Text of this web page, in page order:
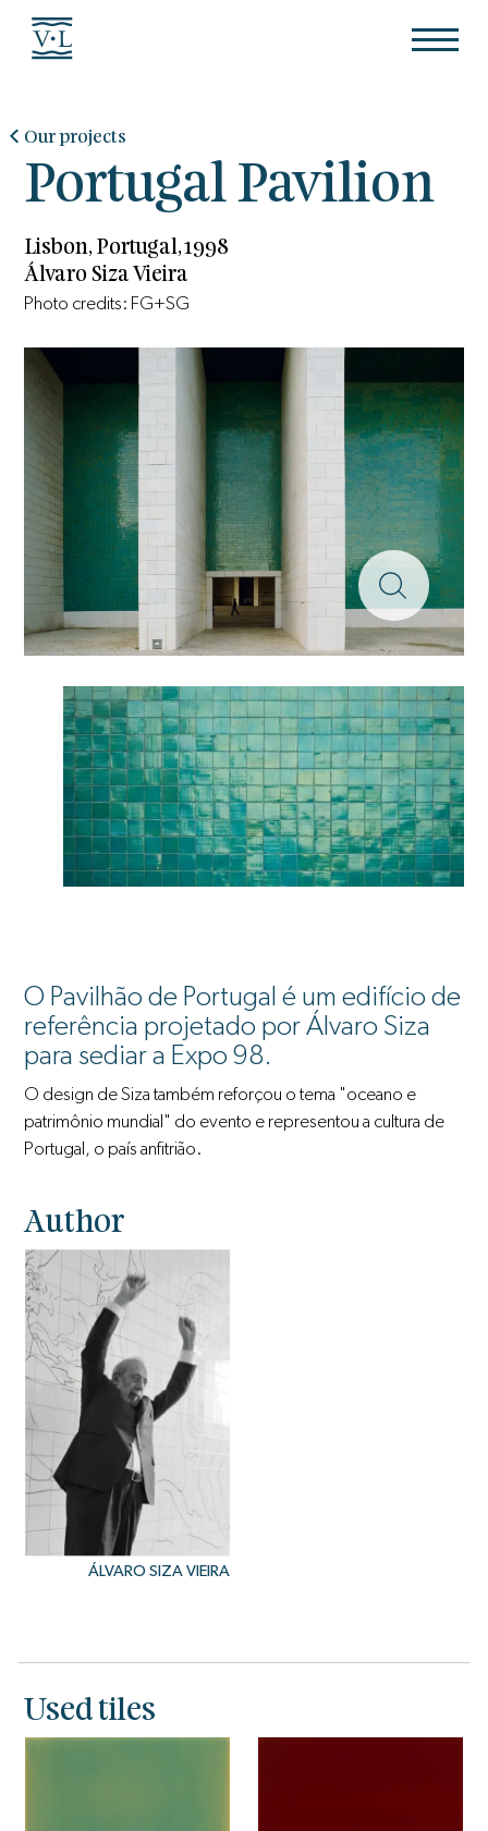
Our projects
Portugal Pavilion
Lisbon, Portugal, 1998
Álvaro Siza Vieira
Photo credits: FG+SG
O Pavilhão de Portugal é um edifício de
referência projetado por Álvaro Siza
para sediar a Expo 98.
O design de Siza também reforçou o tema "oceano e
patrimônio mundial" do evento e representou a cultura de
Portugal, o país anfitrião.
Author
ÁLVARO SIZA VIEIRA
Used tiles